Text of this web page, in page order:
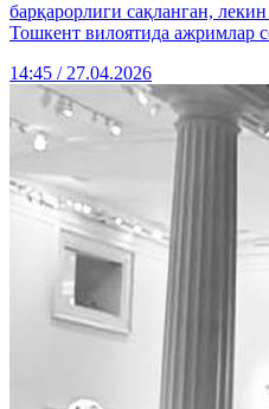
барқарорлиги сақланган,
Тошкент вилоятида ажримлар
14:45 / 27.04.2026